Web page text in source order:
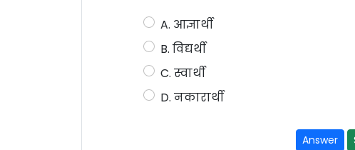
A. आज्ञार्थी
B. विद्यर्थी
C. स्वार्थी
D. नकारार्थी
Answer